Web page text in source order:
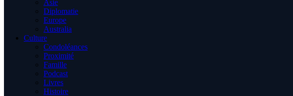
Asie
Diplomatie
Europe
Australia
Culture
Condoléances
Proximité
Famille
Podcast
Livres
Histoire